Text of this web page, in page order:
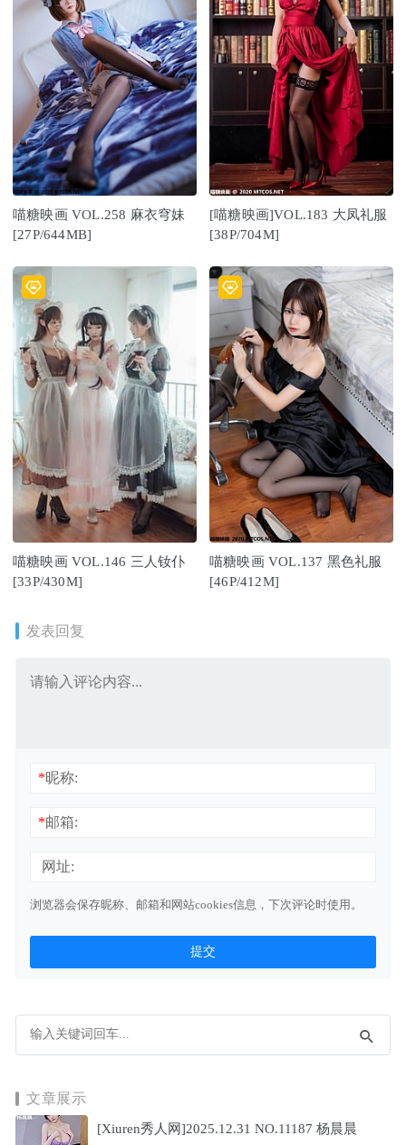
喵糖映画 VOL.258 麻衣穹妹
[27P/644MB]
[喵糖映画]VOL.183 大凤礼服
[38P/704M]
喵糖映画 VOL.146 三人钕仆
[33P/430M]
喵糖映画 VOL.137 黑色礼服
[46P/412M]
发表回复
*昵称:
*邮箱:
网址:
浏览器会保存昵称、邮箱和网站cookies信息，下次评论时使用。
文章展示
[Xiuren秀人网]2025.12.31 NO.11187 杨晨晨